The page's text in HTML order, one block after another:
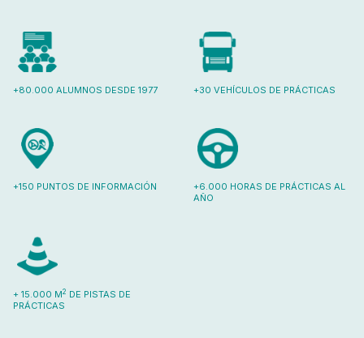
+80.000 ALUMNOS DESDE 1977 +30 VEHÍCULOS DE PRÁCTICAS
+150 PUNTOS DE INFORMACIÓN
+6.000 HORAS DE PRÁCTICAS AL
AÑO
+ 15.000 M2 DE PISTAS DE
PRÁCTICAS